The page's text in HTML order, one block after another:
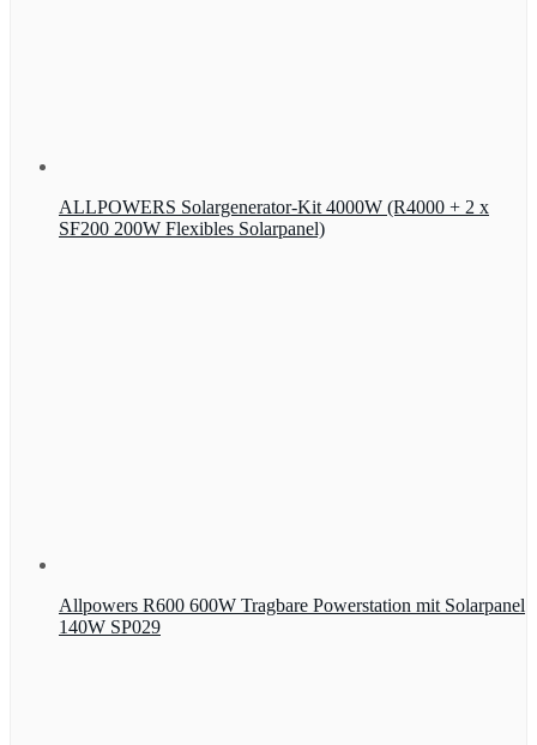
ALLPOWERS Solargenerator-Kit 4000W (R4000 + 2 x
SF200 200W Flexibles Solarpanel)
Allpowers R600 600W Tragbare Powerstation mit Solarpanel
140W SP029